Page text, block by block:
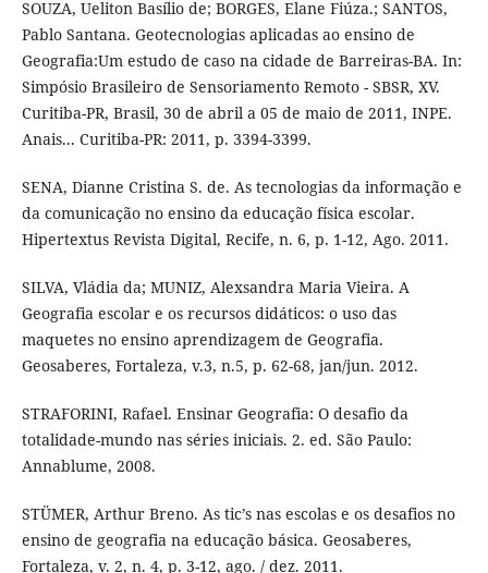
SOUZA, Ueliton Basílio de; BORGES, Elane Fiúza.; SANTOS,
Pablo Santana. Geotecnologias aplicadas ao ensino de
Geografia:Um estudo de caso na cidade de Barreiras-BA. In:
Simpósio Brasileiro de Sensoriamento Remoto - SBSR, XV.
Curitiba-PR, Brasil, 30 de abril a 05 de maio de 2011, INPE.
Anais... Curitiba-PR: 2011, p. 3394-3399.
SENA, Dianne Cristina S. de. As tecnologias da informação e
da comunicação no ensino da educação física escolar.
Hipertextus Revista Digital, Recife, n. 6, p. 1-12, Ago. 2011.
SILVA, Vládia da; MUNIZ, Alexsandra Maria Vieira. A
Geografia escolar e os recursos didáticos: o uso das
maquetes no ensino aprendizagem de Geografia.
Geosaberes, Fortaleza, v.3, n.5, p. 62-68, jan/jun. 2012.
STRAFORINI, Rafael. Ensinar Geografia: O desafio da
totalidade-mundo nas séries iniciais. 2. ed. São Paulo:
Annablume, 2008.
STÜMER, Arthur Breno. As tic’s nas escolas e os desafios no
ensino de geografia na educação básica. Geosaberes,
Fortaleza, v. 2, n. 4, p. 3-12, ago. / dez. 2011.